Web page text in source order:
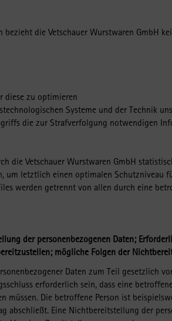
die Vetschauer Wurstwaren GmbH
diese zu optimieren
Systeme und der Technik
die zur Strafverfolgung notwendigen
die Vetschauer Wurstwaren GmbH
um letztlich einen optimalen Schutzniveau
werden getrennt von allen durch eine
der personenbezogenen Daten;
mögliche Folgen der
Daten zum Teil gesetzlich
erforderlich sein, dass eine
Die betroffene Person ist
abschließt. Eine Nichtbereitstellung der